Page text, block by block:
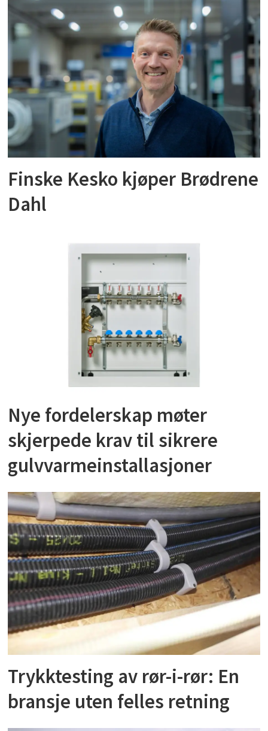
Finske Kesko kjøper Brødrene
Dahl
Nye fordelerskap møter
skjerpede krav til sikrere
gulvvarmeinstallasjoner
Trykktesting av rør-i-rør: En
bransje uten felles retning